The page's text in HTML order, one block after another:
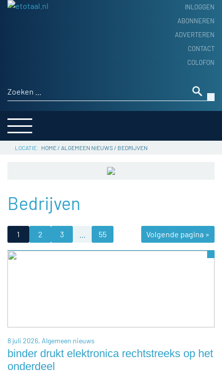
INLOGGEN
ABONNEREN
ADVERTEREN
CONTACT
COLOFON
Zoeken naar:
LEVERANCIERSGIDS
SERVICE
HOME/ ALGEMEEN NIEUWS/ BEDRIJVEN
Bedrijven
1 2 3 55 Volgende pagina »
8 juli 2026, Algemeen nieuws
binder drukt elektronica rechtstreeks op het
onderdeel